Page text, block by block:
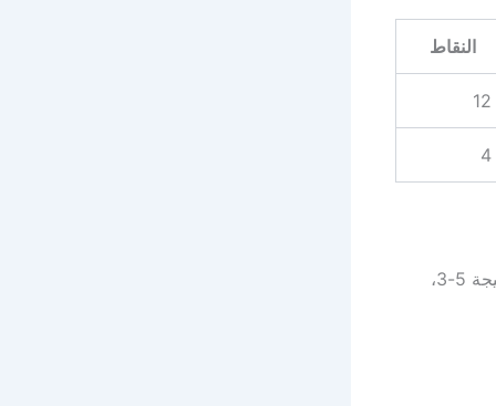
النقاط
12
4
يخوض باريس سان جيرمان المباراة بمعنويات عالية بعد الفوز المثير على توتنهام بنتيجة 5-3،